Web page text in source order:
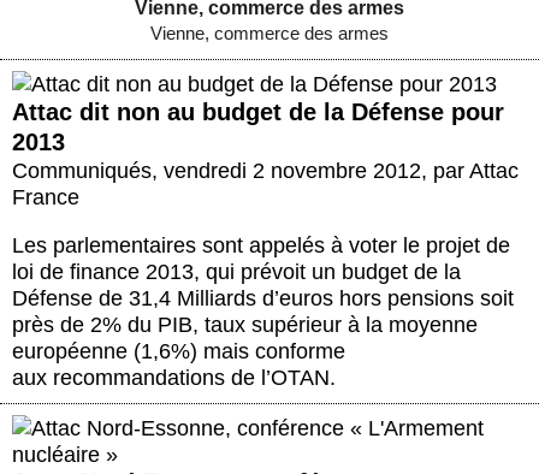
Vienne, commerce des armes
Vienne, commerce des armes
Attac dit non au budget de la Défense pour
2013
Communiqués, vendredi 2 novembre 2012, par Attac
France
Les parlementaires sont appelés à voter le projet de
loi de finance 2013, qui prévoit un budget de la
Défense de 31,4 Milliards d’euros hors pensions soit
près de 2% du PIB, taux supérieur à la moyenne
européenne (1,6%) mais conforme
aux recommandations de l’OTAN.